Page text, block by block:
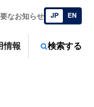
情報 検索する
なお知らせ JP EN